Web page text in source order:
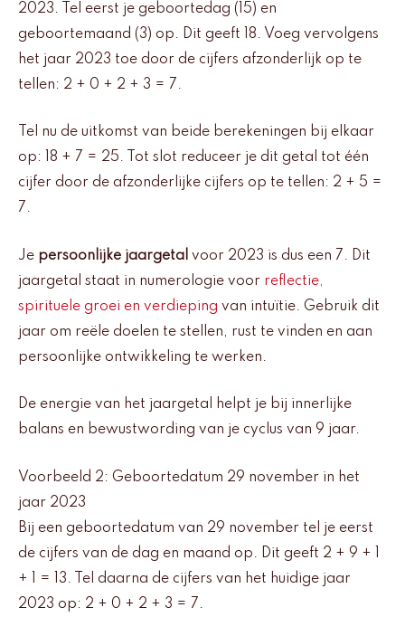
2023. Tel eerst je geboortedag (15) en
geboortemaand (3) op. Dit geeft 18. Voeg vervolgens
het jaar 2023 toe door de cijfers afzonderlijk op te
tellen: 2 + 0 + 2 + 3 = 7.
Tel nu de uitkomst van beide berekeningen bij elkaar
op: 18 + 7 = 25. Tot slot reduceer je dit getal tot één
cijfer door de afzonderlijke cijfers op te tellen: 2 + 5 =
7.
Je persoonlijke jaargetal voor 2023 is dus een 7. Dit
jaargetal staat in numerologie voor reflectie,
spirituele groei en verdieping van intuïtie. Gebruik dit
jaar om reële doelen te stellen, rust te vinden en aan
persoonlijke ontwikkeling te werken.
De energie van het jaargetal helpt je bij innerlijke
balans en bewustwording van je cyclus van 9 jaar.
Voorbeeld 2: Geboortedatum 29 november in het
jaar 2023
Bij een geboortedatum van 29 november tel je eerst
de cijfers van de dag en maand op. Dit geeft 2 + 9 + 1
+ 1 = 13. Tel daarna de cijfers van het huidige jaar
2023 op: 2 + 0 + 2 + 3 = 7.